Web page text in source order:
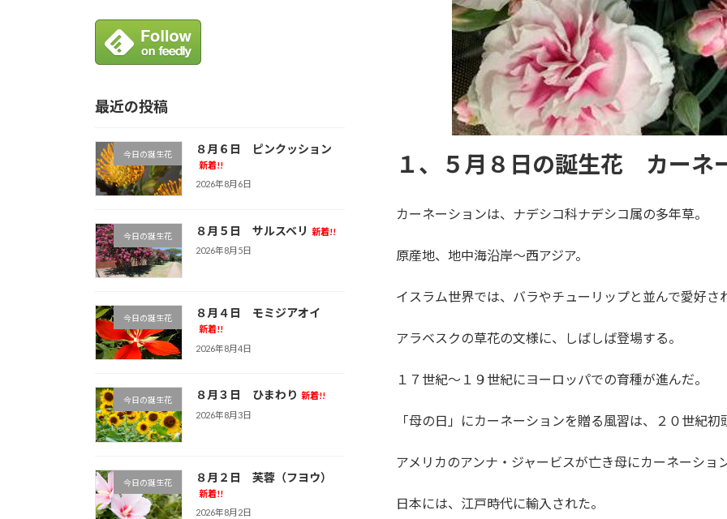
１、５月８日の誕生花 カーネ
カーネーションは、ナデシコ科ナデシコ属の多年草。
原産地、地中海沿岸～西アジア。
イスラム世界では、バラやチューリップと並んで愛好さ
アラベスクの草花の文様に、しばしば登場する。
１７世紀～１９世紀にヨーロッパでの育種が進んだ。
「母の日」にカーネーションを贈る風習は、２０世紀初
アメリカのアンナ・ジャービスが亡き母にカーネーショ
日本には、江戸時代に輸入された。
最近の投稿
今日の誕生花 ８月６日 ピンクッション
新着!!
2026年8月6日
今日の誕生花 ８月５日 サルスベリ 新着!!
2026年8月5日
今日の誕生花 ８月４日 モミジアオイ
新着!!
2026年8月4日
今日の誕生花 ８月３日 ひまわり 新着!!
2026年8月3日
今日の誕生花 ８月２日 芙蓉（フヨウ）
新着!!
2026年8月2日